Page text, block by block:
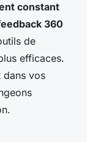
constant
360
de
efficaces.
dans vos